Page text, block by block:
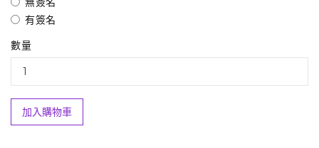
有簽名
數量
加入購物車